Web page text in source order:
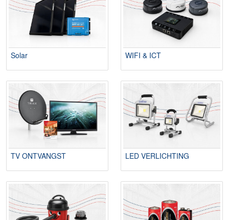
Solar WIFI & ICT
TV ONTVANGST LED VERLICHTING